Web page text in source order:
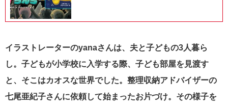
イラストレーターのyanaさんは、夫と子どもの3人暮ら
し。子どもが小学校に入学する際、子ども部屋を見渡す
と、そこはカオスな世界でした。整理収納アドバイザーの
七尾亜紀子さんに依頼して始まったお片づけ。その様子を